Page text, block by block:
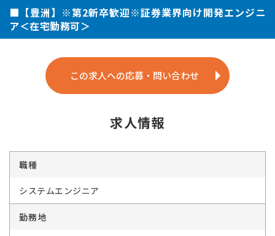
■【豊洲】※第2新卒歓迎※証券業界向け開発エンジニ
ア＜在宅勤務可＞
この求人への応募・問い合わせ
求人情報
職種
システムエンジニア
勤務地